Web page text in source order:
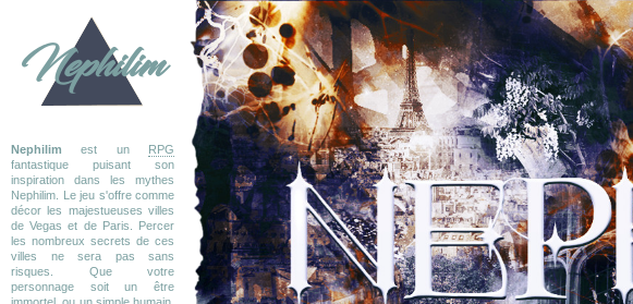
Nephilim
Nephilim est un RPG
fantastique puisant son
inspiration dans les mythes
Nephilim. Le jeu s'offre comme
décor les majestueuses villes
de Vegas et de Paris. Percer
les nombreux secrets de ces
villes ne sera pas sans
risques. Que votre
personnage soit un être